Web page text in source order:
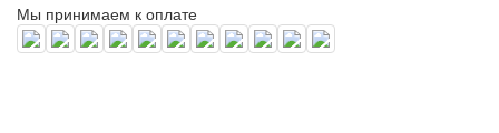
Мы принимаем к оплате